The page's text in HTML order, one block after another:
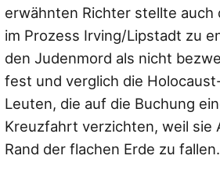
erwähnten Richter stellte auch
im Prozess Irving/Lipstadt zu
den Judenmord als nicht
fest und verglich die
Leuten, die auf die Buchung
Kreuzfahrt verzichten, weil sie
Rand der flachen Erde zu fallen.